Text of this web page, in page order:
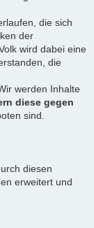
die sich
der
wird dabei eine
die
werden Inhalte
diese gegen
sind.
diesen
erweitert und